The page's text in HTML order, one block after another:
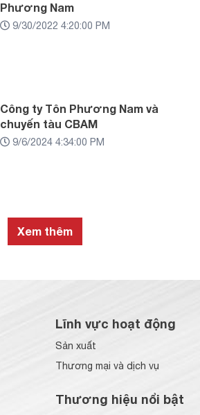
Phương Nam
9/30/2022 4:20:00 PM
Công ty Tôn Phương Nam và
chuyến tàu CBAM
9/6/2024 4:34:00 PM
Xem thêm
Lĩnh vực hoạt động
Sản xuất
Thương mại và dịch vụ
Thương hiệu nổi bật